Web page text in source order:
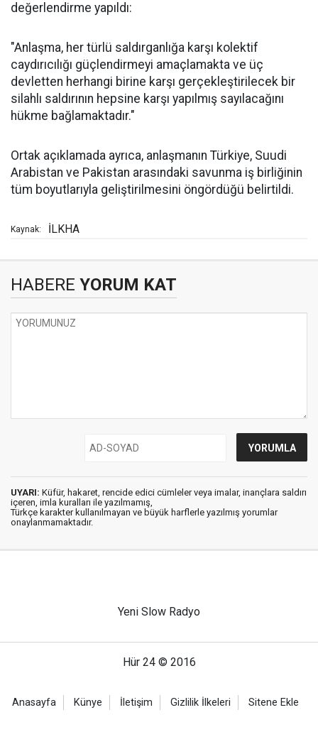
değerlendirme yapıldı:
"Anlaşma, her türlü saldırganlığa karşı kolektif
caydırıcılığı güçlendirmeyi amaçlamakta ve üç
devletten herhangi birine karşı gerçekleştirilecek bir
silahlı saldırının hepsine karşı yapılmış sayılacağını
hükme bağlamaktadır."
Ortak açıklamada ayrıca, anlaşmanın Türkiye, Suudi
Arabistan ve Pakistan arasındaki savunma iş birliğinin
tüm boyutlarıyla geliştirilmesini öngördüğü belirtildi.
Kaynak: İLKHA
HABERE YORUM KAT
UYARI: Küfür, hakaret, rencide edici cümleler veya imalar, inançlara saldırı
içeren, imla kuralları ile yazılmamış,
Türkçe karakter kullanılmayan ve büyük harflerle yazılmış yorumlar
onaylanmamaktadır.
Yeni Slow Radyo
Hür 24 © 2016
Anasayfa Künye İletişim Gizlilik İlkeleri Sitene Ekle